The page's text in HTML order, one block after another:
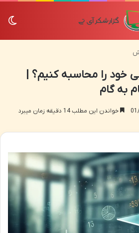
خود را محاسبه کنیم؟ |
به گام
خواندن این مطلب 14 دقیقه زمان میبرد